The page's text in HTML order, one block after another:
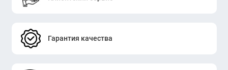
Гарантия качества